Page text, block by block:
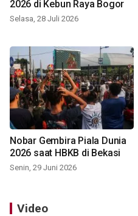
2026 di Kebun Raya Bogor
Selasa, 28 Juli 2026
Nobar Gembira Piala Dunia
2026 saat HBKB di Bekasi
Senin, 29 Juni 2026
Video